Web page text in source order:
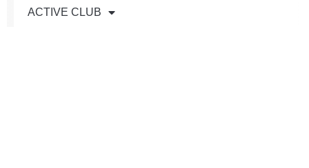
ACTIVE CLUB